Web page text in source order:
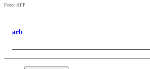
Foto: AFP
arb